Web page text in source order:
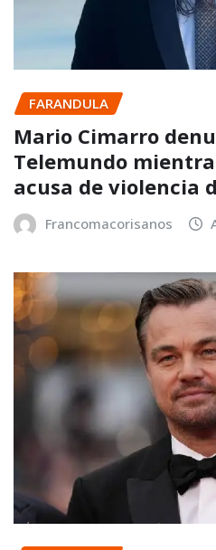
FARANDULA
Mario Cimarro
Telemundo
acusa de violencia
Francomacorisanos